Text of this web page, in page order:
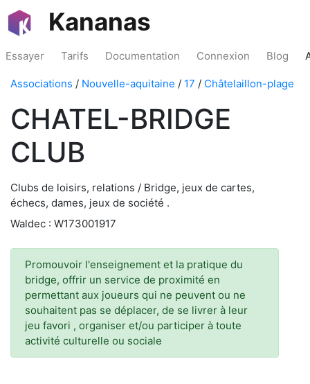
Kananas
Essayer Tarifs Documentation Connexion Blog
Associations / Nouvelle-aquitaine / 17 / Châtelaillon-plage
CHATEL-BRIDGE
CLUB
Clubs de loisirs, relations / Bridge, jeux de cartes,
échecs, dames, jeux de société .
Waldec : W173001917
Promouvoir l'enseignement et la pratique du
bridge, offrir un service de proximité en
permettant aux joueurs qui ne peuvent ou ne
souhaitent pas se déplacer, de se livrer à leur
jeu favori , organiser et/ou participer à toute
activité culturelle ou sociale